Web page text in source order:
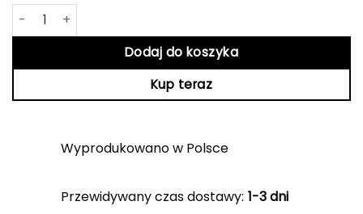
ilość Czarne Legginsy Wendy
Dodaj do koszyka
Kup teraz
Wyprodukowano w Polsce
Przewidywany czas dostawy: 1-3 dni